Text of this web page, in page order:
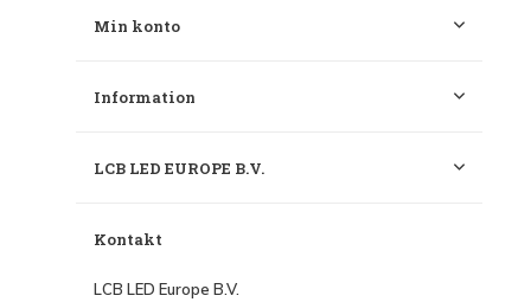
Min konto
Information
LCB LED EUROPE B.V.
Kontakt
LCB LED Europe B.V.